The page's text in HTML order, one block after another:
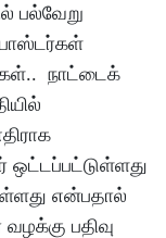
பல்வேறு
போஸ்டர்கள்
நாட்டைக்
என்பதால்
பதிவு